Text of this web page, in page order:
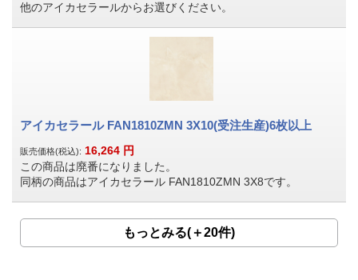
他のアイカセラールからお選びください。
アイカセラール FAN1810ZMN 3X10(受注生産)6枚以上
販売価格(税込): 16,264 円
この商品は廃番になりました。
同柄の商品はアイカセラール FAN1810ZMN 3X8です。
もっとみる(＋20件)